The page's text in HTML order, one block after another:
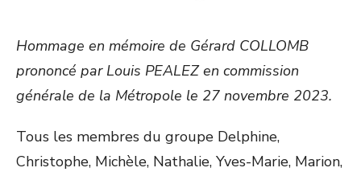
Hommage en mémoire de Gérard COLLOMB
prononcé par Louis PEALEZ en commission
générale de la Métropole le 27 novembre 2023.
Tous les membres du groupe Delphine,
Christophe, Michèle, Nathalie, Yves-Marie, Marion,